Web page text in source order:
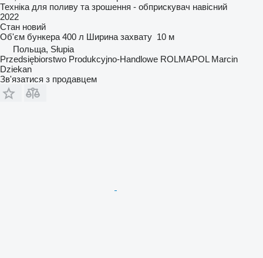
Техніка для поливу та зрошення - обприскувач навісний
2022
Стан новий
Об'єм бункера 400 л Ширина захвату 10 м
Польща, Słupia
Przedsiębiorstwo Produkcyjno-Handlowe ROLMAPOL Marcin
Dziekan
Зв'язатися з продавцем